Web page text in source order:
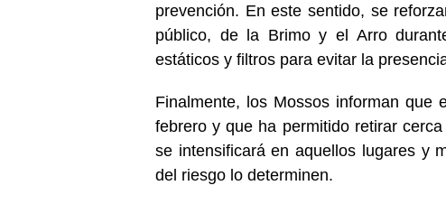
prevención. En este sentido, se
público, de la Brimo y el Arro
estáticos y filtros para evitar la
Finalmente, los Mossos informan
febrero y que ha permitido retirar
se intensificará en aquellos lugares y
del riesgo lo determinen.